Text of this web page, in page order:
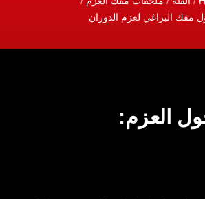
نيوتن متر.
والتدوير، والطحن
مفك البراغي لعزم الدوران